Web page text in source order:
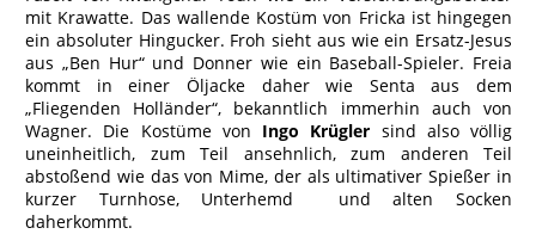
mit Krawatte. Das wallende Kostüm von Fricka ist hingegen
ein absoluter Hingucker. Froh sieht aus wie ein Ersatz-Jesus
aus „Ben Hur“ und Donner wie ein Baseball-Spieler. Freia
kommt in einer Öljacke daher wie Senta aus dem
„Fliegenden Holländer“, bekanntlich immerhin auch von
Wagner. Die Kostüme von Ingo Krügler sind also völlig
uneinheitlich, zum Teil ansehnlich, zum anderen Teil
abstoßend wie das von Mime, der als ultimativer Spießer in
kurzer Turnhose, Unterhemd und alten Socken
daherkommt.